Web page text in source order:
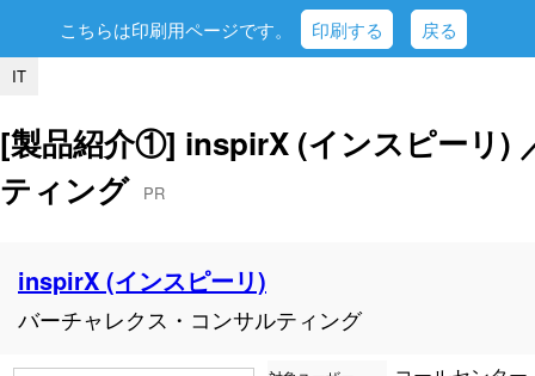
こちらは印刷用ページです。 印刷する 戻る
IT
[製品紹介①] inspirX (インスピーリ)
ティング
PR
inspirX (インスピーリ)
バーチャレクス・コンサルティング